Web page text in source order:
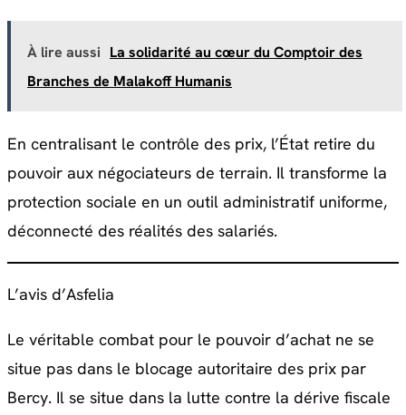
À lire aussi La solidarité au cœur du Comptoir des
Branches de Malakoff Humanis
En centralisant le contrôle des prix, l’État retire du
pouvoir aux négociateurs de terrain. Il transforme la
protection sociale en un outil administratif uniforme,
déconnecté des réalités des salariés.
L’avis d’Asfelia
Le véritable combat pour le pouvoir d’achat ne se
situe pas dans le blocage autoritaire des prix par
Bercy. Il se situe dans la lutte contre la dérive fiscale